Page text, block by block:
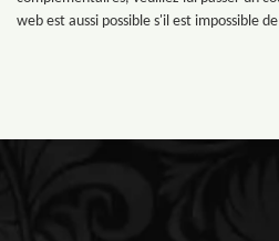
web est aussi possible s'il est impossible